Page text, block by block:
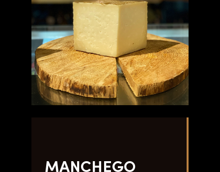
MANCHEGO